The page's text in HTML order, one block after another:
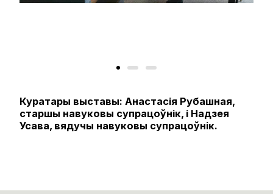
Куратары выставы: Анастасія Рубашная,
старшы навуковы супрацоўнік, і Надзея
Усава, вядучы навуковы супрацоўнік.